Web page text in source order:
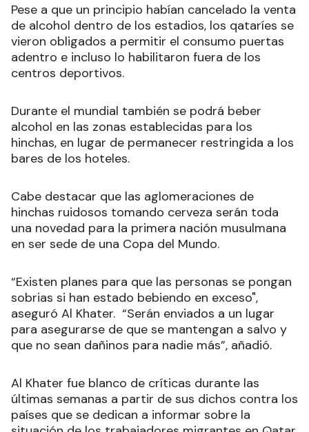
Pese a que un principio habían cancelado la venta
de alcohol dentro de los estadios, los qataríes se
vieron obligados a permitir el consumo puertas
adentro e incluso lo habilitaron fuera de los
centros deportivos.
Durante el mundial también se podrá beber
alcohol en las zonas establecidas para los
hinchas, en lugar de permanecer restringida a los
bares de los hoteles.
Cabe destacar que las aglomeraciones de
hinchas ruidosos tomando cerveza serán toda
una novedad para la primera nación musulmana
en ser sede de una Copa del Mundo.
“Existen planes para que las personas se pongan
sobrias si han estado bebiendo en exceso",
aseguró Al Khater. “Serán enviados a un lugar
para asegurarse de que se mantengan a salvo y
que no sean dañinos para nadie más”, añadió.
Al Khater fue blanco de críticas durante las
últimas semanas a partir de sus dichos contra los
países que se dedican a informar sobre la